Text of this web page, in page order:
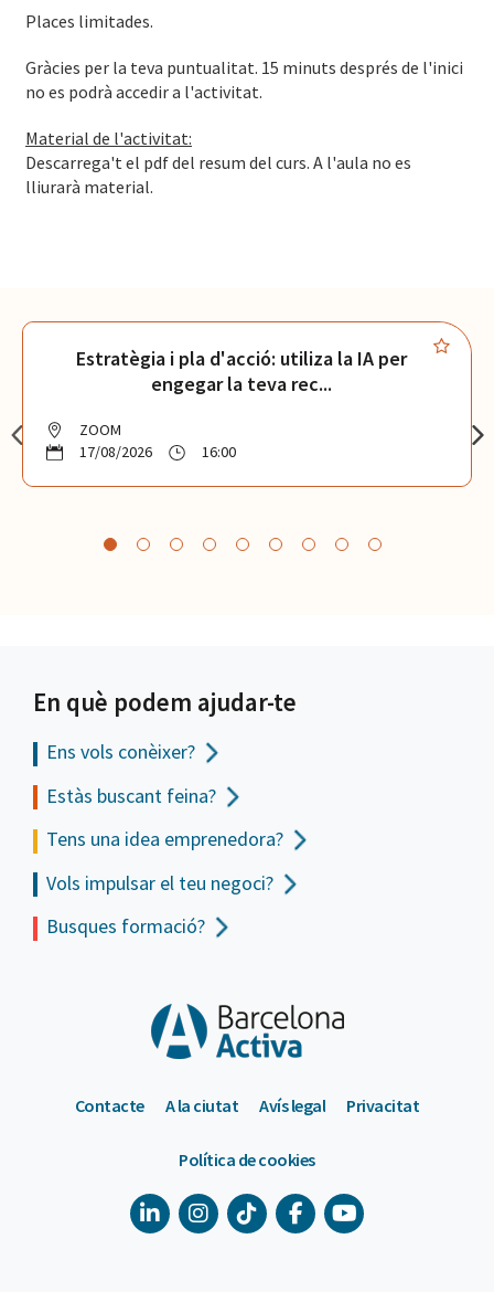
Places limitades.
Gràcies per la teva puntualitat. 15 minuts després de l'inici
no es podrà accedir a l'activitat.
Material de l'activitat:
Descarrega't el pdf del resum del curs. A l'aula no es
lliurarà material.
Estratègia i pla d'acció: utiliza la IA per
engegar la teva rec...
ZOOM
17/08/2026
16:00
En què podem ajudar-te
Ens vols conèixer?
Estàs buscant feina?
Tens una idea emprenedora?
Vols impulsar el teu negoci?
Busques formació?
Contacte A la ciutat Avís legal Privacitat
Política de cookies